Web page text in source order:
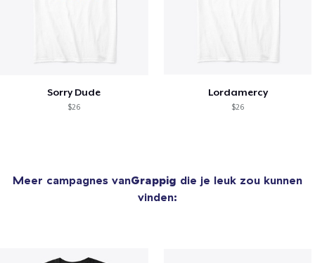
Sorry Dude
$26
Lordamercy
$26
Meer campagnes vanGrappig die je leuk zou kunnen
vinden: